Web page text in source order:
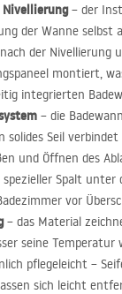
– der
der Wanne selbst
der Nivellierung
montiert,
integrierten
– die
solides Seil
und Öffnen des
Spalt
vor
– das Material
seine
pflegeleicht –
sich leicht